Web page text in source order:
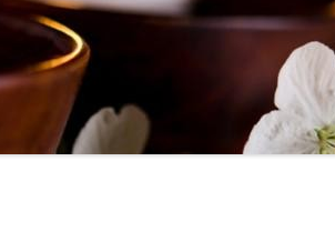
TECHNIQUES DE L’AYURVÉDA
THÉORIES